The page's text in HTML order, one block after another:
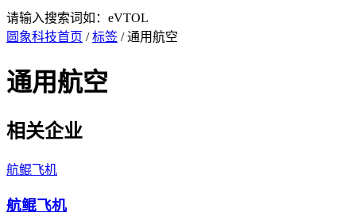
请输入搜索词如：eVTOL
圆象科技首页 /标签 / 通用航空
通用航空
相关企业
航鲲飞机
航鲲飞机